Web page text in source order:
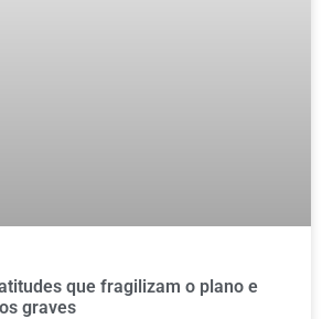
que fragilizam o plano e
graves